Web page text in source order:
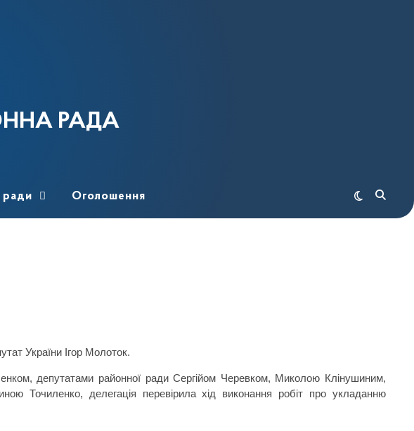
РАДА
ради Оголошення
України Ігор Молоток.
депутатами районної ради Сергійом Черевком, Миколою Клінушиним,
Точиленко, делегація перевірила хід виконання робіт про укладанню